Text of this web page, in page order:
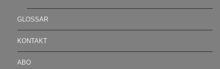
GLOSSAR
KONTAKT
ABO